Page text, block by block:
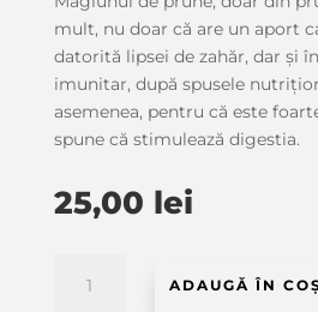
mult, nu doar că are un aport
datorită lipsei de zahăr, dar și
imunitar, după spusele
asemenea, pentru că este
spune că stimulează digestia.
25,00 lei
Cantitate ADAUGĂ ÎN